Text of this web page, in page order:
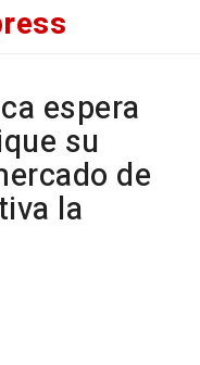
espera
su
de
la